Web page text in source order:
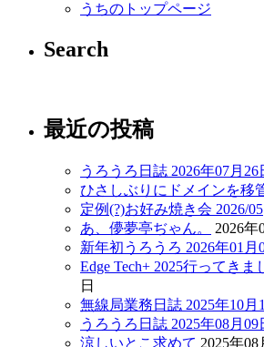
うちのトップページ
Search
最近の投稿
うろうろ日誌 2026年07月26
ひさしぶりにドメインを移
定例(?)お好み焼き会 2026/05
あ、儚夢亭ぢゃん。
2026年
新年初うろうろ 2026年01月
Edge Tech+ 2025行ってきま
日
無線局業務日誌 2025年10月
うろうろ日誌 2025年08月09
涼しいとこ求めて 2025年08